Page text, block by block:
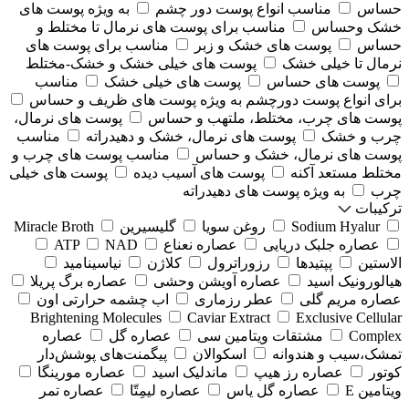
حساس
مناسب انواع پوست دور چشم
به ویژه پوست های
خشک وحساس
مناسب برای پوست های نرمال تا مختلط و
حساس
پوست های خشک و زبر
مناسب برای پوست های
نرمال تا خیلی خشک
پوست های خیلی خشک و خشک-مختلط
پوست های حساس
پوست های خیلی خشک
مناسب
برای انواع پوست دورچشم به ویژه پوست های ظریف و حساس
پوست های چرب، مختلط، ملتهب و حساس
پوست های نرمال،
چرب و خشک
پوست های نرمال، خشک و دهیدراته
مناسب
پوست های نرمال، خشک و حساس
مناسب پوست های چرب و
مختلط مستعد آکنه
پوست های آسیب دیده
پوست های خیلی
چرب
به ویژه پوست های دهیدراته
ترکیبات
Sodium Hyalur
روغن سویا گلیسیرین
Miracle Broth
عصاره جلبک دریایی
عصاره نعناع ATP
NAD
الاستین
پپتیدها رزوراترول کلاژن
⁠نیاسینامید
هیالورونیک اسید
عصاره آویشن وحشی
عصاره برگ پریلا
عصاره مریم گلی
عطر رزماری
اب چشمه حرارتی اون
Brightening Molecules
Caviar Extract
Exclusive Cellular
Complex
مشتقات ویتامین سی عصاره گل
عصاره
تمشک،سیب و هندوانه
اسکوالان
پیگمنت‌های پوشش‌دار
کوتور
عصاره رز هیپ ماندلیک اسید
عصاره مورینگا
ویتامین E
عصاره گل یاس عصاره لیمِتّا
عصاره تمر